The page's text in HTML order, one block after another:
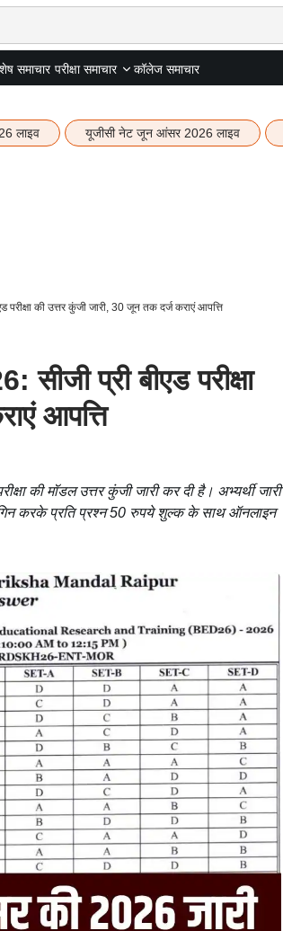
समाचार परीक्षा समाचार कॉलेज समाचार
लाइव यूजीसी नेट जून आंसर 2026 लाइव
की उत्तर कुंजी जारी, 30 जून तक दर्ज कराएं आपत्ति
प्री बीएड परीक्षा
आपत्ति
की मॉडल उत्तर कुंजी जारी कर दी है। अभ्यर्थी जारी
करके प्रति प्रश्न 50 रुपये शुल्क के साथ ऑनलाइन